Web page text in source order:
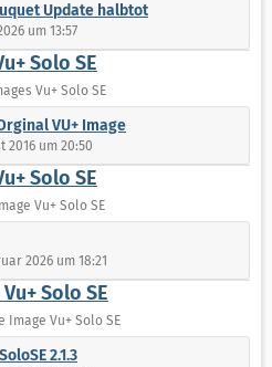
Update halbtot
um 13:57
Solo SE
Vu+ Solo SE
VU+ Image
2016 um 20:50
Solo SE
Vu+ Solo SE
2026 um 18:21
Solo SE
Vu+ Solo SE
2.1.3